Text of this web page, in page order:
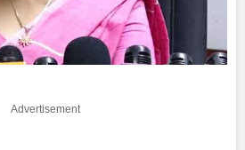
Advertisement